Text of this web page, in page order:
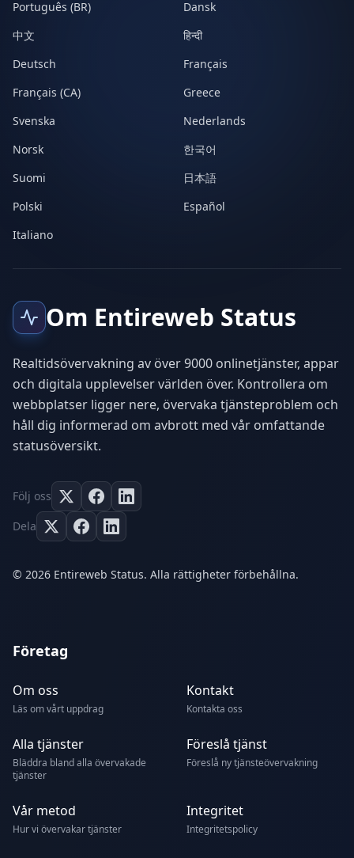
Português (BR)
Dansk
中文
हिन्दी
Deutsch
Français
Français (CA)
Greece
Svenska
Nederlands
Norsk
한국어
Suomi
日本語
Polski
Español
Italiano
Om Entireweb Status
Realtidsövervakning av över 9000 onlinetjänster, appar
och digitala upplevelser världen över. Kontrollera om
webbplatser ligger nere, övervaka tjänsteproblem och
håll dig informerad om avbrott med vår omfattande
statusöversikt.
Följ oss
Dela
© 2026 Entireweb Status. Alla rättigheter förbehållna.
Företag
Om oss
Läs om vårt uppdrag
Kontakt
Kontakta oss
Alla tjänster
Bläddra bland alla övervakade
tjänster
Föreslå tjänst
Föreslå ny tjänsteövervakning
Vår metod
Hur vi övervakar tjänster
Integritet
Integritetspolicy